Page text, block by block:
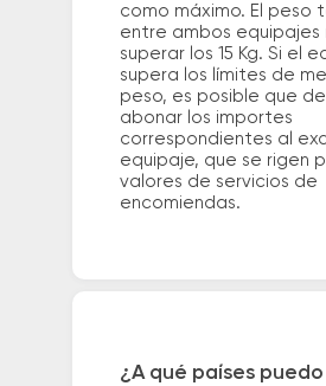
como máximo. El peso
entre ambos equipajes
superar los 15 Kg. Si el
supera los límites de
peso, es posible que
abonar los importes
correspondientes al
equipaje, que se rigen
valores de servicios de
encomiendas.
¿A qué países